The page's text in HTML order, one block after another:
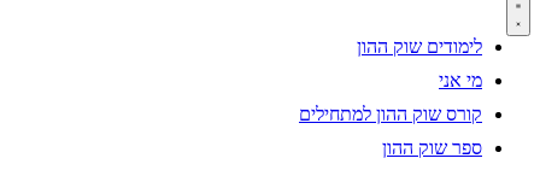
לימודים שוק ההון
מי אני
קורס שוק ההון למתחילים
ספר שוק ההון